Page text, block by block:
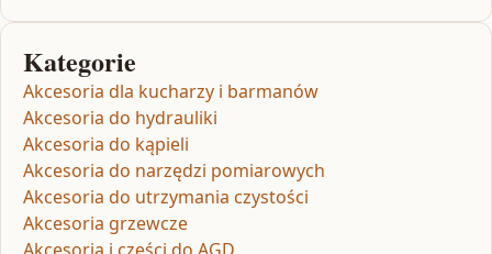
Kategorie
Akcesoria dla kucharzy i barmanów
Akcesoria do hydrauliki
Akcesoria do kąpieli
Akcesoria do narzędzi pomiarowych
Akcesoria do utrzymania czystości
Akcesoria grzewcze